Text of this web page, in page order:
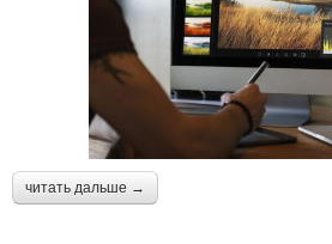
читать дальше →